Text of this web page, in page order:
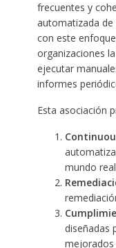
frecuentes y
automatizada
con este
organizaciones
ejecutar
informes
Esta asociación
mundo
diseñadas
mejorados